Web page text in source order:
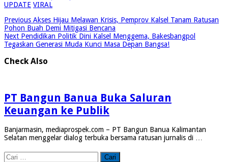
UPDATE VIRAL
Previous Akses Hijau Melawan Krisis, Pemprov Kalsel Tanam Ratusan
Pohon Buah Demi Mitigasi Bencana
Next Pendidikan Politik Dini Kalsel Menggema, Bakesbangpol
Tegaskan Generasi Muda Kunci Masa Depan Bangsa!
Check Also
PT Bangun Banua Buka Saluran
Keuangan ke Publik
Banjarmasin, mediaprospek.com – PT Bangun Banua Kalimantan
Selatan menggelar dialog terbuka bersama ratusan jurnalis di …
Cari